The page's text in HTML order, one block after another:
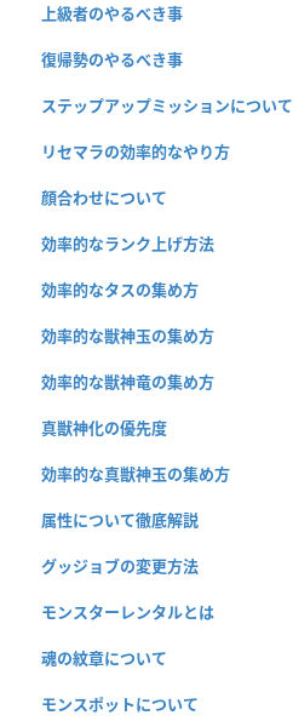
上級者のやるべき事
復帰勢のやるべき事
ステップアップミッションについて
リセマラの効率的なやり方
顔合わせについて
効率的なランク上げ方法
効率的なタスの集め方
効率的な獣神玉の集め方
効率的な獣神竜の集め方
真獣神化の優先度
効率的な真獣神玉の集め方
属性について徹底解説
グッジョブの変更方法
モンスターレンタルとは
魂の紋章について
モンスポットについて